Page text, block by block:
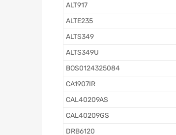
ALT917
ALTE235
ALTS349
ALTS349U
BOS0124325084
CA1907IR
CAL40209AS
CAL40209GS
DRB6120